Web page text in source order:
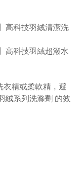
高科技羽絨清潔洗
高科技羽絨超潑水
精或柔軟精，避
絨系列洗滌劑 的效